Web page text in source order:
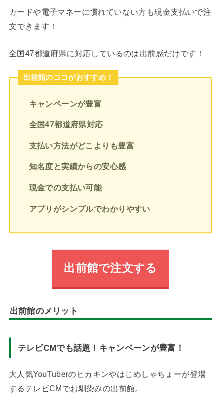
カードや電子マネーに慣れていない方も現金支払いで注
文できます！
全国47都道府県に対応しているのは出前感だけです！
出前館のココがおすすめ！
キャンペーンが豊富
全国47都道府県対応
支払い方法がどこよりも豊富
知名度と実績からの安心感
現金での支払い可能
アプリがシンプルでわかりやすい
出前館で注文する
出前館のメリット
テレビCMでも話題！キャンペーンが豊富！
大人気YouTuberのヒカキンやはじめしゃちょーが登場
するテレビCMでお馴染みの出前館。